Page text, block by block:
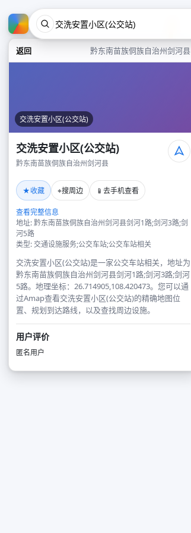
返回 黔东南苗族侗族自治州剑河县
交洗安置小区(公交站)
交洗安置小区(公交站)
黔东南苗族侗族自治州剑河县
★收藏 ⌖搜周边 📱 去手机查看
查看完整信息
地址: 黔东南苗族侗族自治州剑河县剑河1路;剑河3路;剑
河5路
类型: 交通设施服务;公交车站;公交车站相关
交洗安置小区(公交站)是一家公交车站相关，地址为
黔东南苗族侗族自治州剑河县剑河1路;剑河3路;剑河
5路。地理坐标：26.714905,108.420473。您可以通
过Amap查看交洗安置小区(公交站)的精确地图位
置、规划到达路线，以及查找周边设施。
用户评价
匿名用户